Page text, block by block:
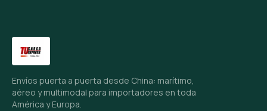
Envíos puerta a puerta desde China: marítimo,
aéreo y multimodal para importadores en toda
América y Europa.